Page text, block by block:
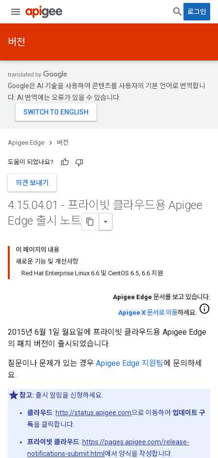
로그인
버전
Google은 AI 기술을 사용하여 콘텐츠를 사용자의 기본 언어로 번역합니
다. AI 번역에는 오류가 있을 수 있습니다.
Apigee Edge 버전
도움이 되었나요?
의견 보내기
4.15.04.01 - 프라이빗 클라우드용 Apigee
Edge 출시 노트
이 페이지의 내용
새로운 기능 및 개선사항
Red Hat Enterprise Linux 6.6 및 CentOS 6.5, 6.6 지원
Apigee Edge 문서를 보고 있습니다.
Apigee X 문서로 이동하세요. info
2015년 6월 1일 월요일에 프라이빗 클라우드용 Apigee Edge
의 패치 버전이 출시되었습니다.
질문이나 문제가 있는 경우 Apigee Edge 지원팀에 문의하세
요.
참고: 출시 알림을 신청하세요.
클라우드: http://status.apigee.com으로 이동하여 업데이트 구
독을 클릭합니다.
프라이빗 클라우드: https://pages.apigee.com/release-
notifications-submit.html 에서 양식을 작성합니다.